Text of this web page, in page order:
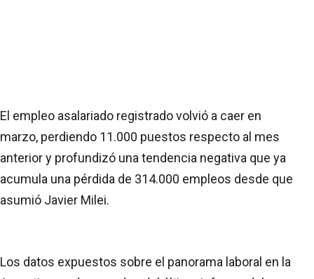
El empleo asalariado registrado volvió a caer en
marzo, perdiendo 11.000 puestos respecto al mes
anterior y profundizó una tendencia negativa que ya
acumula una pérdida de 314.000 empleos desde que
asumió Javier Milei.
Los datos expuestos sobre el panorama laboral en la